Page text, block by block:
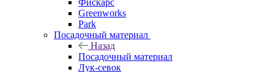
Greenworks
Park
Посадочный материал
Назад
Посадочный материал
Лук-севок